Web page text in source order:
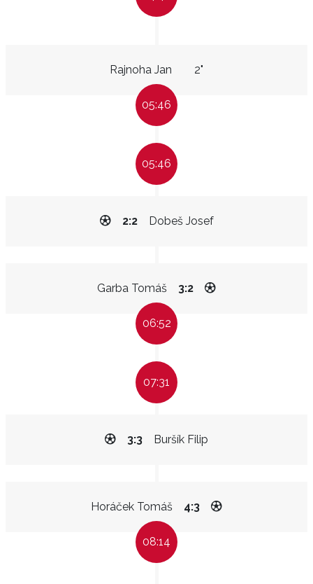
Rajnoha Jan 2"
05:46
05:46
Dobeš Josef
2:2
Garba Tomáš 3:2
06:52
07:31
Buršík Filip
3:3
Horáček Tomáš 4:3
08:14